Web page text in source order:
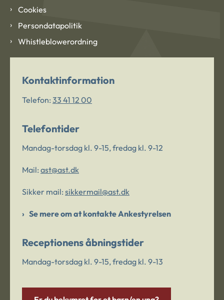
Cookies
Persondatapolitik
Whistleblowerordning
Kontaktinformation
Telefon: 33 41 12 00
Telefontider
Mandag-torsdag kl. 9-15, fredag kl. 9-12
Mail: ast@ast.dk
Sikker mail: sikkermail@ast.dk
Se mere om at kontakte Ankestyrelsen
Receptionens åbningstider
Mandag-torsdag kl. 9-15, fredag kl. 9-13